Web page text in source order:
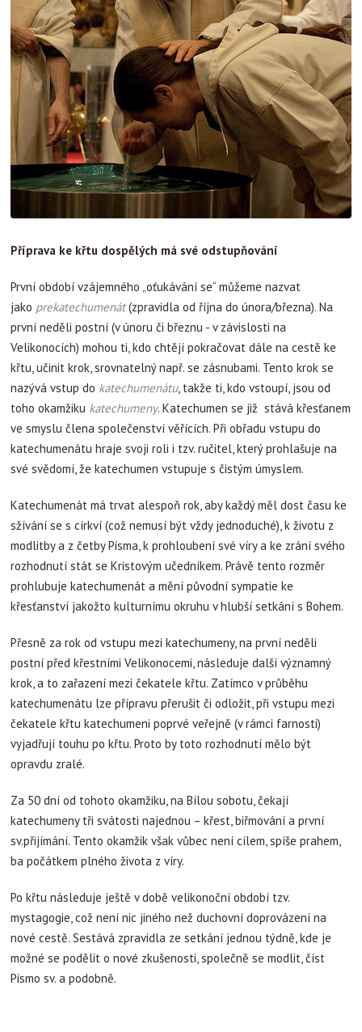
Příprava ke křtu dospělých má své odstupňování
První období vzájemného „oťukávání se“ můžeme nazvat
jako prekatechumenát(zpravidla od října do února/března). Na
první neděli postní (v únoru či březnu - v závislosti na
Velikonocích) mohou ti, kdo chtějí pokračovat dále na cestě ke
křtu, učinit krok, srovnatelný např. se zásnubami. Tento krok se
nazývá vstup do katechumenátu, takže ti, kdo vstoupí, jsou od
toho okamžiku katechumeny. Katechumen se již stává křesťanem
ve smyslu člena společenství věřících. Při obřadu vstupu do
katechumenátu hraje svoji roli i tzv. ručitel, který prohlašuje na
své svědomí, že katechumen vstupuje s čistým úmyslem.
Katechumenát má trvat alespoň rok, aby každý měl dost času ke
sžívání se s církví (což nemusí být vždy jednoduché), k životu z
modlitby a z četby Písma, k prohloubení své víry a ke zrání svého
rozhodnutí stát se Kristovým učedníkem. Právě tento rozměr
prohlubuje katechumenát a mění původní sympatie ke
křesťanství jakožto kulturnímu okruhu v hlubší setkání s Bohem.
Přesně za rok od vstupu mezi katechumeny, na první neděli
postní před křestními Velikonocemi, následuje další významný
krok, a to zařazení mezi čekatele křtu. Zatímco v průběhu
katechumenátu lze přípravu přerušit či odložit, při vstupu mezi
čekatele křtu katechumeni poprvé veřejně (v rámci farnosti)
vyjadřují touhu po křtu. Proto by toto rozhodnutí mělo být
opravdu zralé.
Za 50 dní od tohoto okamžiku, na Bílou sobotu, čekají
katechumeny tři svátosti najednou – křest, biřmování a první
sv.přijímání. Tento okamžik však vůbec není cílem, spíše prahem,
ba počátkem plného života z víry.
Po křtu následuje ještě v době velikonoční období tzv.
mystagogie, což není nic jiného než duchovní doprovázení na
nové cestě. Sestává zpravidla ze setkání jednou týdně, kde je
možné se podělit o nové zkušenosti, společně se modlit, číst
Písmo sv. a podobně.